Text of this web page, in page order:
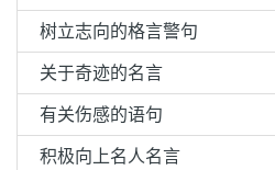
树立志向的格言警句
关于奇迹的名言
有关伤感的语句
积极向上名人名言